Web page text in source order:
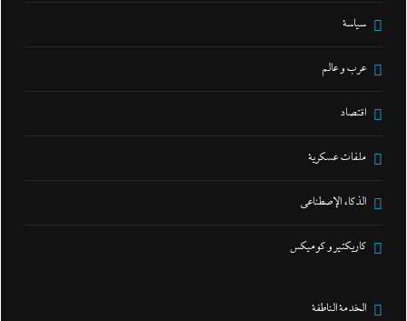
سياسة
عرب و عالم
اقتصاد
ملفات عسكرية
الذكاء الإصطناعي
كاريكتير و كوميكس
الخدمة الناطقة